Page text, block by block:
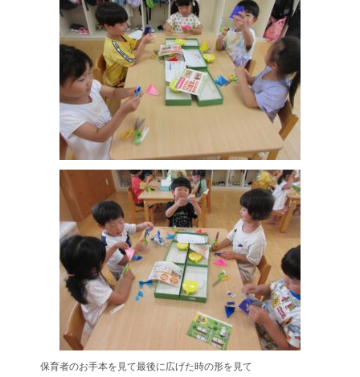
保育者のお手本を見て最後に広げた時の形を見て